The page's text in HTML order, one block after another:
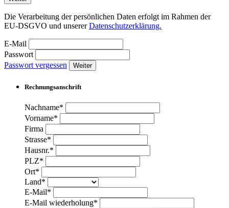
Die Verarbeitung der persönlichen Daten erfolgt im Rahmen der
EU-DSGVO und unsererDatenschutzerklärung.
E-Mail
Passwort
Passwort vergessen
Weiter
Rechnungsanschrift
Nachname*
Vorname*
Firma
Strasse*
Hausnr.*
PLZ*
Ort*
Land*
E-Mail*
E-Mail wiederholung*